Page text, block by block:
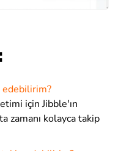
edebilirim?
için Jibble'ın
zamanı kolayca takip